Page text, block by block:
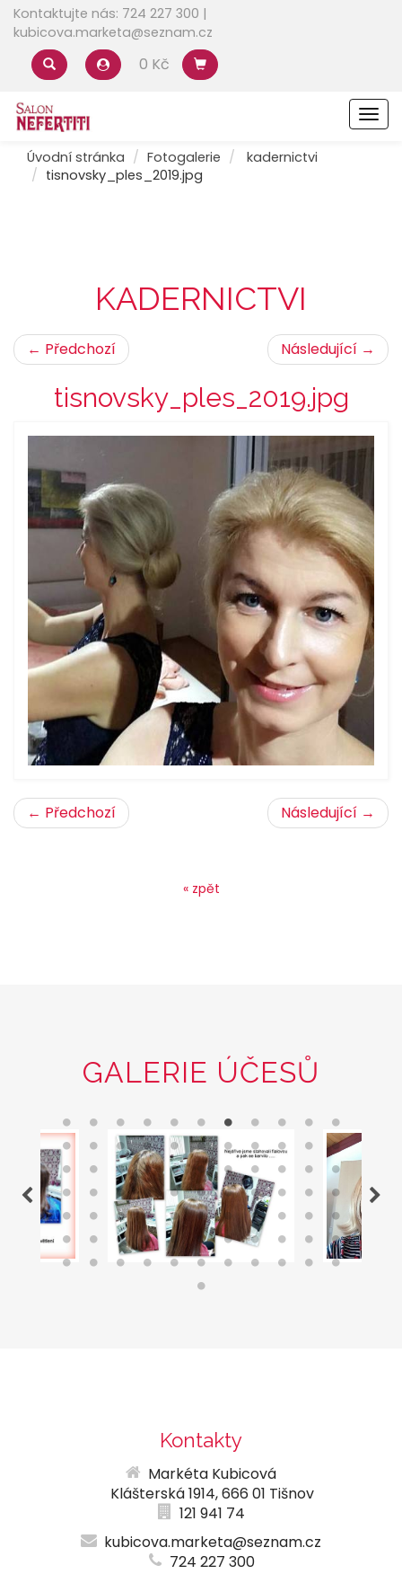
Kontaktujte nás: 724 227 300 |
kubicova.marketa@seznam.cz
0 Kč
Úvodní stránka Fotogalerie
kadernictvi
tisnovsky_ples_2019.jpg
KADERNICTVI
← Předchozí Následující →
tisnovsky_ples_2019.jpg
← Předchozí Následující →
« zpět
GALERIE ÚČESŮ
Kontakty
Markéta Kubicová
Klášterská 1914, 666 01 Tišnov
121 941 74
kubicova.marketa@seznam.cz
724 227 300